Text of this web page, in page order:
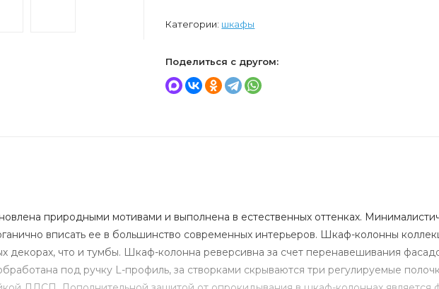
Категории: шкафы
Поделиться с другом:
природными мотивами и выполнена в естественных оттенках.
вписать ее в большинство современных интерьеров. Шкаф-колонны
декорах, что и тумбы. Шкаф-колонна реверсивна за счет перенавешивания
под ручку L-профиль, за створками скрываются три регулируемые